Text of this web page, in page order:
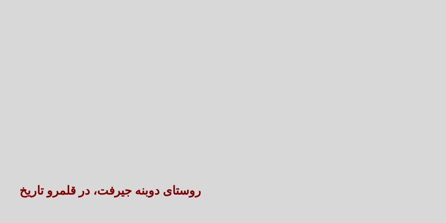
تعارض قوانین؛ مانع پنهان سنددار شدن بخش
طنین شعر عاشورایی در
روستای دوبنه جیرفت، در قلمرو تاریخ